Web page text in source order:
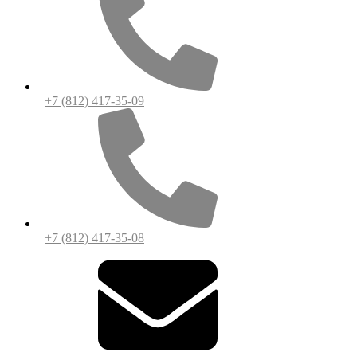
+7 (812) 417-35-09
+7 (812) 417-35-08